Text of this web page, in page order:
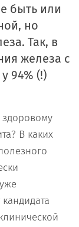
быть или
но
Так, в
железа с
94% (!)
В каких